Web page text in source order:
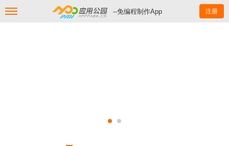
--免编程制作App 注册